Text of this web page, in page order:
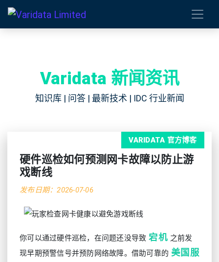
Varidata 新闻资讯
知识库 | 问答 | 最新技术 | IDC 行业新闻
VARIDATA 官方博客
硬件巡检如何预测网卡故障以防止游
戏断线
发布日期：2026-07-06
你可以通过硬件巡检，在问题还没导致 宕机 之前发
现早期预警信号并预防网络故障。借助可靠的 美国服